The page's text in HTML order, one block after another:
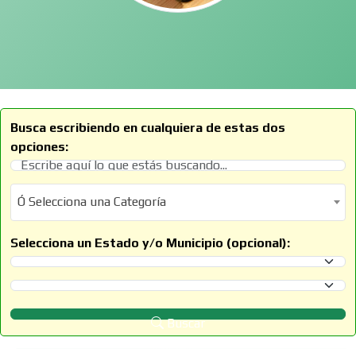
Busca escribiendo en cualquiera de estas dos
opciones:
Ó Selecciona una Categoría
Ó Selecciona una Categoría
Selecciona un Estado y/o Municipio (opcional):
Selecciona un Estado
Selecciona un Municipio
Buscar